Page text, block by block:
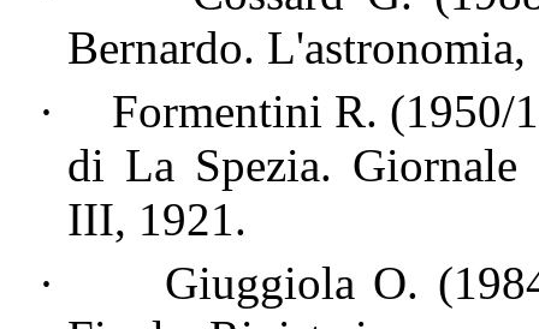
Bernardo.
·
Formentini R. (1950/
di La Spezia.
III, 1921.
·
Giuggiola O.